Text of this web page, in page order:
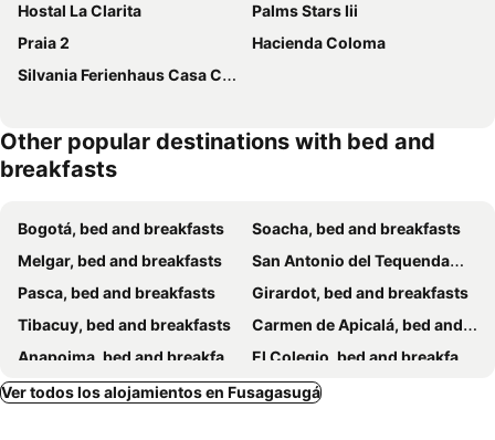
Hostal La Clarita
Palms Stars Iii
Praia 2
Hacienda Coloma
Silvania Ferienhaus Casa Campestre
Other popular destinations with bed and
breakfasts
Bogotá, bed and breakfasts
Soacha, bed and breakfasts
Melgar, bed and breakfasts
San Antonio del Tequendama, bed and breakfasts
Pasca, bed and breakfasts
Girardot, bed and breakfasts
Tibacuy, bed and breakfasts
Carmen de Apicalá, bed and breakfasts
Anapoima, bed and breakfasts
El Colegio, bed and breakfasts
Ver todos los alojamientos en Fusagasugá